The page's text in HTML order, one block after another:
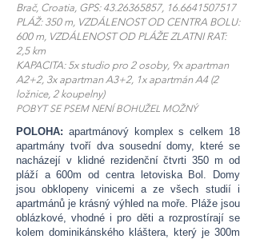
Brač, Croatia, GPS: 43.26365857, 16.6641507517
PLÁŽ: 350 m, VZDÁLENOST OD CENTRA BOLU:
600 m, VZDÁLENOST OD PLÁŽE ZLATNI RAT:
2,5 km
KAPACITA: 5x studio pro 2 osoby, 9x apartman
A2+2, 3x apartman A3+2, 1x apartmán A4 (2
ložnice, 2 koupelny)
POBYT SE PSEM NENÍ BOHUŽEL MOŽNÝ
POLOHA: apartmánový komplex s celkem 18
apartmány tvoří dva sousední domy, které se
nacházejí v klidné rezidenční čtvrti 350 m od
pláží a 600m od centra letoviska Bol. Domy
jsou obklopeny vinicemi a ze všech studií i
apartmánů je krásný výhled na moře. Pláže jsou
oblázkové, vhodné i pro děti a rozprostírají se
kolem dominikánského kláštera, který je 300m